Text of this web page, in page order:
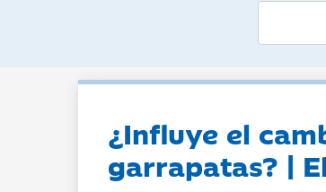
¿Influye el
garrapatas? |